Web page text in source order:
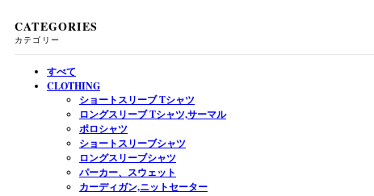
CATEGORIES
カテゴリー
すべて
CLOTHING
ショートスリーブ Tシャツ
ロングスリーブ Tシャツ,サーマル
ポロシャツ
ショートスリーブシャツ
ロングスリーブシャツ
パーカー、スウェット
カーディガン,ニットセーター